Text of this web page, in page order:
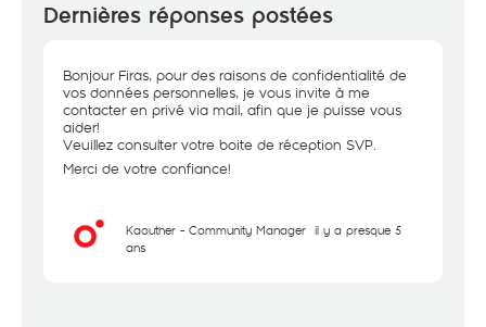
Dernières réponses postées
Bonjour Firas, pour des raisons de confidentialité de
vos données personnelles, je vous invite à me
contacter en privé via mail, afin que je puisse vous
aider!
Veuillez consulter votre boite de réception SVP.
Merci de votre confiance!
Kaouther - Community Manager il y a presque 5
ans